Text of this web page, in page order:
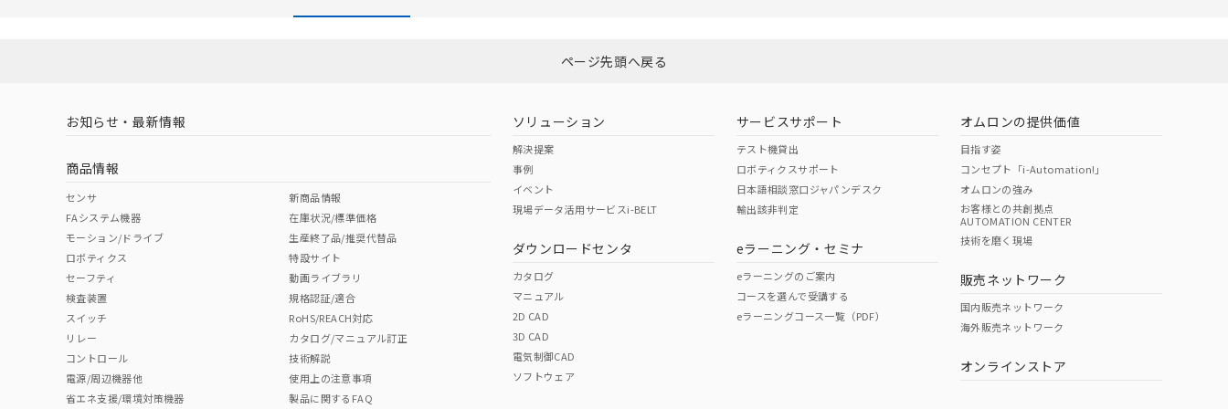
ページ先頭へ戻る
お知らせ・最新情報
商品情報
センサ
FAシステム機器
モーション/ドライブ
ロボティクス
セーフティ
検査装置
スイッチ
リレー
コントロール
電源/周辺機器他
省エネ支援/環境対策機器
新商品情報
在庫状況/標準価格
生産終了品/推奨代替品
特設サイト
動画ライブラリ
規格認証/適合
RoHS/REACH対応
カタログ/マニュアル訂正
技術解説
使用上の注意事項
製品に関するFAQ
ソリューション
解決提案
事例
イベント
現場データ活用サービスi-BELT
ダウンロードセンタ
カタログ
マニュアル
2D CAD
3D CAD
電気制御CAD
ソフトウェア
サービスサポート
テスト機貸出
ロボティクスサポート
日本語相談窓口ジャパンデスク
輸出該非判定
eラーニング・セミナ
eラーニングのご案内
コースを選んで受講する
eラーニングコース一覧（PDF）
オムロンの提供価値
目指す姿
コンセプト「i-Automation!」
オムロンの強み
お客様との共創拠点
AUTOMATION CENTER
技術を磨く現場
販売ネットワーク
国内販売ネットワーク
海外販売ネットワーク
オンラインストア
－
在庫なし(最新の在庫状況については、お客様のお取引先、またはお客様担当のオムロン制御
在庫状況および標準価格結果を当社の事前の承諾なく第三者に漏洩または開示しないようお願いしま
マイパーツ機能（部品リスト作成サービス）をご利用いただくには、I-Webメンバーズにご登録され
が、当社の製品・サービスに関するお客様との取引・商談に必要な範囲で利用することをご了承くだ
"個人情報の共同利用に関して"
の「1.共同利用者の範囲」に記載されて